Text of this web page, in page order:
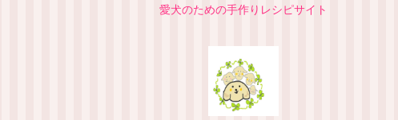
愛犬のための手作りレシピサイト